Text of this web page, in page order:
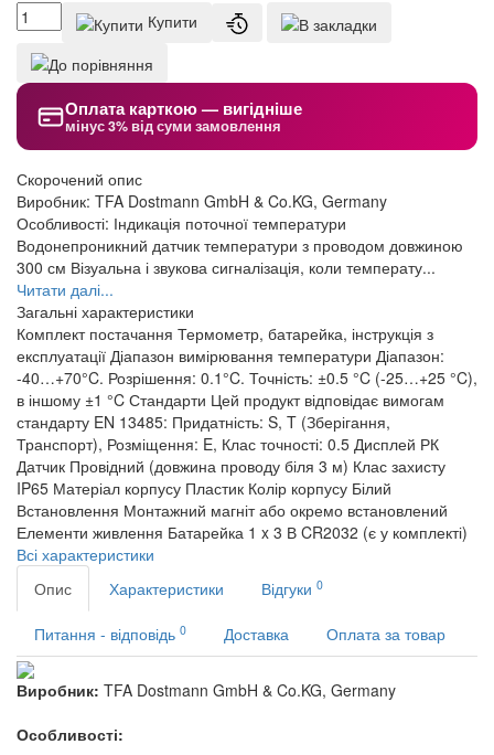
Купити
Оплата карткою — вигідніше
мінус 3% від суми замовлення
Скорочений опис
Виробник: TFA Dostmann GmbH & Co.KG, Germany
Особливості: Індикація поточної температури
Водонепроникний датчик температури з проводом довжиною
300 см Візуальна і звукова сигналізація, коли температу...
Читати далі...
Загальні характеристики
Комплект постачання Термометр, батарейка, інструкція з
експлуатації Діапазон вимірювання температури Діапазон:
-40…+70°C. Розрішення: 0.1°C. Точність: ±0.5 °C (-25…+25 °C),
в іншому ±1 °C Стандарти Цей продукт відповідає вимогам
стандарту EN 13485: Придатність: S, T (Зберігання,
Транспорт), Розміщення: E, Клас точності: 0.5 Дисплей РК
Датчик Провідний (довжина проводу біля 3 м) Клас захисту
IP65 Матеріал корпусу Пластик Колір корпусу Білий
Встановлення Монтажний магніт або окремо встановлений
Елементи живлення Батарейка 1 x 3 В CR2032 (є у комплекті)
Всі характеристики
Опис
Характеристики Відгуки 0
Питання - відповідь 0 Доставка Оплата за товар
Виробник: TFA Dostmann GmbH & Co.KG, Germany
Особливості: